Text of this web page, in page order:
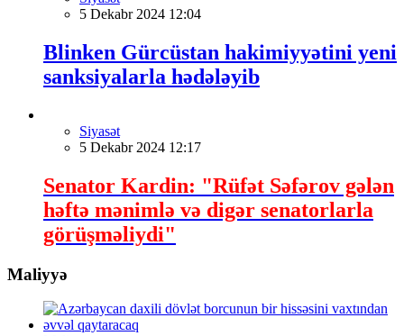
5 Dekabr 2024 12:04
Blinken Gürcüstan hakimiyyətini yeni
sanksiyalarla hədələyib
Siyasət
5 Dekabr 2024 12:17
Senator Kardin: "Rüfət Səfərov gələn
həftə mənimlə və digər senatorlarla
görüşməliydi"
Maliyyə